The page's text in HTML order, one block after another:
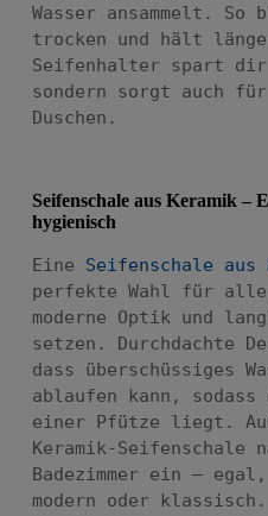
Wasser ansammelt.
trocken und hält
Seifenhalter spart
sondern sorgt auch
Duschen.
Seifenschale aus Keramik –
hygienisch
Eine Seifenschale aus
perfekte Wahl für
moderne Optik und
setzen. Durchdachte
dass überschüssiges
ablaufen kann,
einer Pfütze liegt.
Keramik-Seifenschale
Badezimmer ein –
modern oder klassisch.